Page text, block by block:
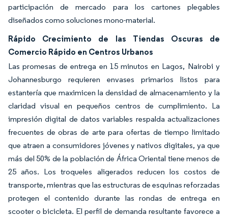
participación de mercado para los cartones plegables
diseñados como soluciones mono-material.
Rápido Crecimiento de las Tiendas Oscuras de
Comercio Rápido en Centros Urbanos
Las promesas de entrega en 15 minutos en Lagos, Nairobi y
Johannesburgo requieren envases primarios listos para
estantería que maximicen la densidad de almacenamiento y la
claridad visual en pequeños centros de cumplimiento. La
impresión digital de datos variables respalda actualizaciones
frecuentes de obras de arte para ofertas de tiempo limitado
que atraen a consumidores jóvenes y nativos digitales, ya que
más del 50% de la población de África Oriental tiene menos de
25 años. Los troqueles aligerados reducen los costos de
transporte, mientras que las estructuras de esquinas reforzadas
protegen el contenido durante las rondas de entrega en
scooter o bicicleta. El perfil de demanda resultante favorece a